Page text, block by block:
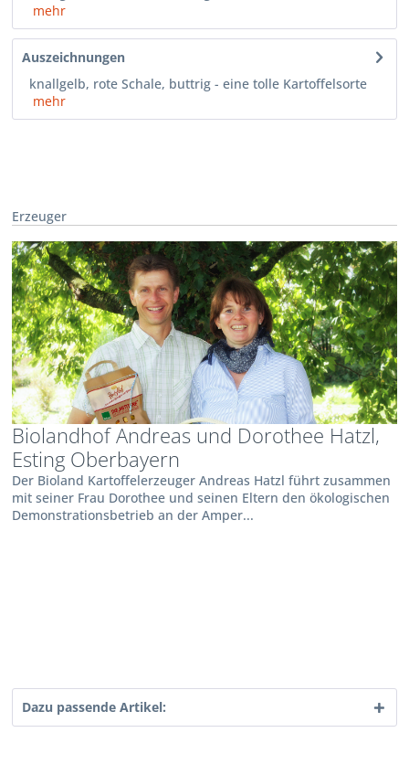
mehr
Auszeichnungen
knallgelb, rote Schale, buttrig - eine tolle Kartoffelsorte
mehr
Erzeuger
Biolandhof Andreas und Dorothee Hatzl,
Esting Oberbayern
Der Bioland Kartoffelerzeuger Andreas Hatzl führt zusammen
mit seiner Frau Dorothee und seinen Eltern den ökologischen
Demonstrationsbetrieb an der Amper...
Dazu passende Artikel: